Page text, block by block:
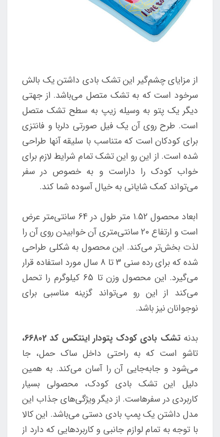
از مزایای چشم‌گیر این تشک بادی داشتن یک بالش
سرخود است که به تشک متصل می‌باشد. از جهتی
دیگر یک پتو به وسیله زیپ به سطح تشک متصل
است. طرح روی آن یک فیل صورتی دلربا و فانتزی
برای کودکان است که متناسب با سلیقه آنها طراحی
شده است. از این رو این تشک تمام شرایط لازم برای
خواب کودک را داراست و به خصوص در سفر
می‌تواند کمک شایانی به خیال آسوده شما کند.
ابعاد محصول 1.52 متر طول در 64 سانتی‌متر عرض
است و ارتفاع 20 سانتی‌متری آن خوابیدن روی آن را
لذت بخش‌تر می‌کند. این محصول به شکلی طراحی
شده که برای رده سنی 3 تا 8 سال مورد استفاده قرار
می‌گیرد. این محصول وزن تا 65 کیلوگرم را تحمل
می‌کند از این رو می‌تواند گزینه مناسبی برای
نوجوانان نیز باشد.
بدنه تشک بادی کودک پتودار اینتکس کد 66802،
تاشو است که به راحتی داخل ساک حمل، جا
می‌شود و جابه‌جایی آن را آسان می‌کند. به همین
دلیل این تشک بادی کودک، محصولی بسیار
کاربردی در سفرهاست. از دیگر ویژگی‌های جذاب این
مدل داشتن یک پمپ بادی دستی می‌باشد. این کالا
با توجه به تمام لوازم جانبی و کاربردهایی که دارد از